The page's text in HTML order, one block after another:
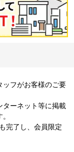
ッフがお客様のご要
ターネット等に掲載
完了し、会員限定